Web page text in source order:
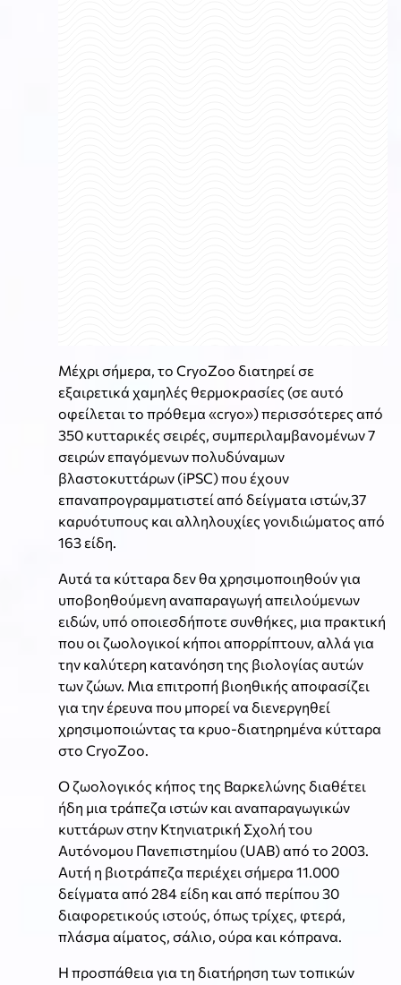
Μέχρι σήμερα, το CryoZoo διατηρεί σε
εξαιρετικά χαμηλές θερμοκρασίες (σε αυτό
οφείλεται το πρόθεμα «cryo») περισσότερες από
350 κυτταρικές σειρές, συμπεριλαμβανομένων 7
σειρών επαγόμενων πολυδύναμων
βλαστοκυττάρων (iPSC) που έχουν
επαναπρογραμματιστεί από δείγματα ιστών,37
καρυότυπους και αλληλουχίες γονιδιώματος από
163 είδη.
Αυτά τα κύτταρα δεν θα χρησιμοποιηθούν για
υποβοηθούμενη αναπαραγωγή απειλούμενων
ειδών, υπό οποιεσδήποτε συνθήκες, μια πρακτική
που οι ζωολογικοί κήποι απορρίπτουν, αλλά για
την καλύτερη κατανόηση της βιολογίας αυτών
των ζώων. Μια επιτροπή βιοηθικής αποφασίζει
για την έρευνα που μπορεί να διενεργηθεί
χρησιμοποιώντας τα κρυο-διατηρημένα κύτταρα
στο CryoZoo.
Ο ζωολογικός κήπος της Βαρκελώνης διαθέτει
ήδη μια τράπεζα ιστών και αναπαραγωγικών
κυττάρων στην Κτηνιατρική Σχολή του
Αυτόνομου Πανεπιστημίου (UAB) από το 2003.
Αυτή η βιοτράπεζα περιέχει σήμερα 11.000
δείγματα από 284 είδη και από περίπου 30
διαφορετικούς ιστούς, όπως τρίχες, φτερά,
πλάσμα αίματος, σάλιο, ούρα και κόπρανα.
Η προσπάθεια για τη διατήρηση των τοπικών